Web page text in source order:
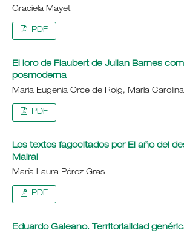
Graciela Mayet
PDF
El loro de Flaubert de Julian Barnes
posmoderna
Maria Eugenia Orce de Roig, María
PDF
Los textos fagocitados por El año del
Mairal
María Laura Pérez Gras
PDF
Eduardo Galeano. Territorialidad